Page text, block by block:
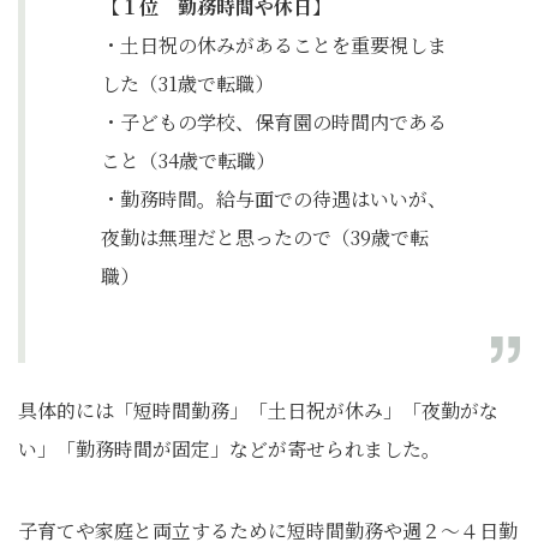
【１位 勤務時間や休日】
・土日祝の休みがあることを重要視しま
した（31歳で転職）
・子どもの学校、保育園の時間内である
こと（34歳で転職）
・勤務時間。給与面での待遇はいいが、
夜勤は無理だと思ったので（39歳で転
職）
具体的には「短時間勤務」「土日祝が休み」「夜勤がな
い」「勤務時間が固定」などが寄せられました。
子育てや家庭と両立するために短時間勤務や週２～４日勤